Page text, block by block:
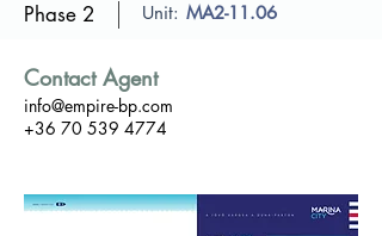
Phase 2 Unit: MA2-11.06
Contact Agent
info@empire-bp.com
+36 70 539 4774